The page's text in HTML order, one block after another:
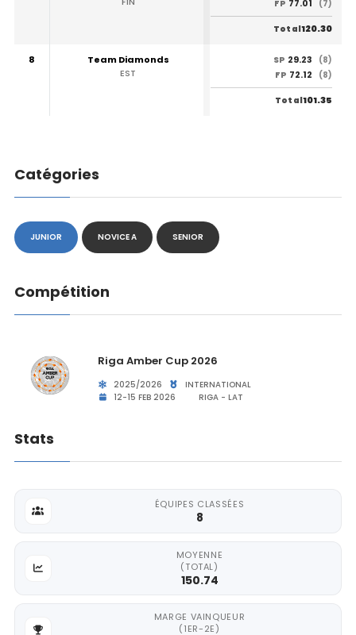
FP 77.01 (7)
Total120.30
8
Team Diamonds
EST
SP 29.23
(8)
FP 72.12 (8)
Total101.35
Catégories
JUNIOR NOVICE A SENIOR
Compétition
Riga Amber Cup 2026
2025/2026
INTERNATIONAL
12-15 FEB 2026
RIGA - LAT
Stats
ÉQUIPES CLASSÉES
8
MOYENNE
(TOTAL)
150.74
MARGE VAINQUEUR
(1ER-2E)